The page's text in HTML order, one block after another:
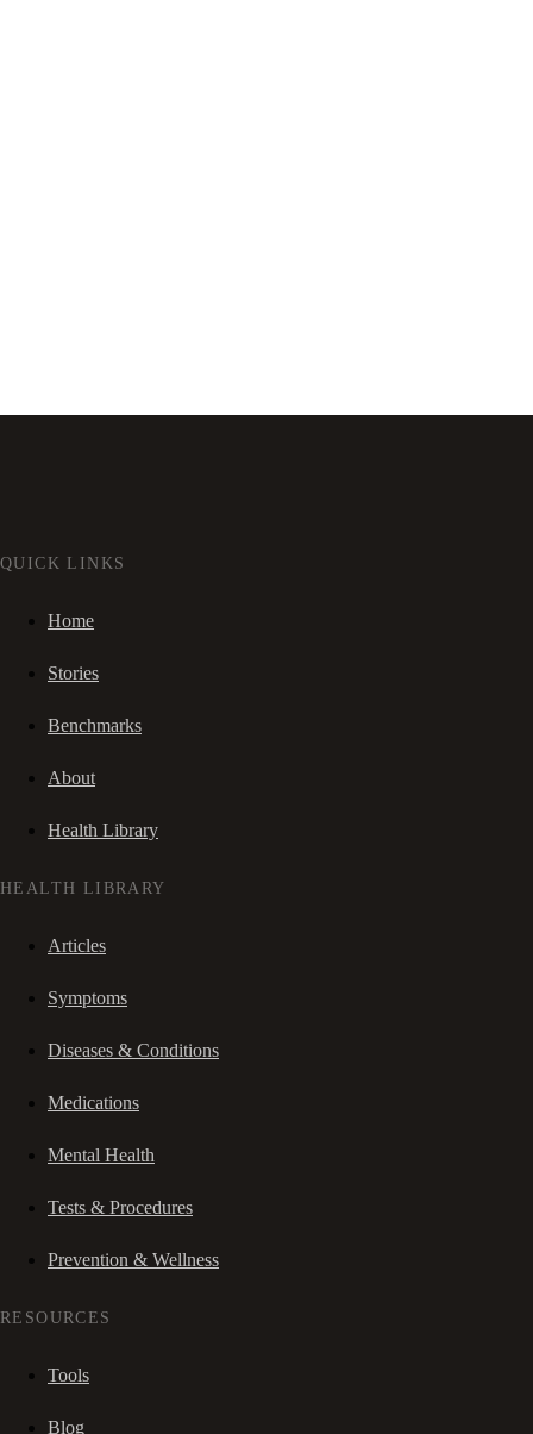
QUICK LINKS
Home
Stories
Benchmarks
About
Health Library
HEALTH LIBRARY
Articles
Symptoms
Diseases & Conditions
Medications
Mental Health
Tests & Procedures
Prevention & Wellness
RESOURCES
Tools
Blog